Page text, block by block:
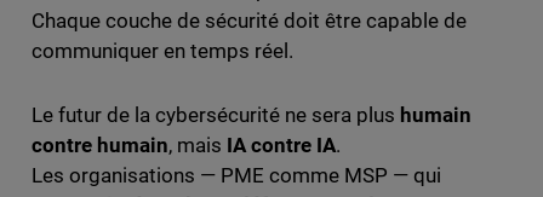
Chaque couche de sécurité doit être capable de
communiquer en temps réel.
Le futur de la cybersécurité ne sera plus humain
contre humain, mais IA contre IA.
Les organisations — PME comme MSP — qui